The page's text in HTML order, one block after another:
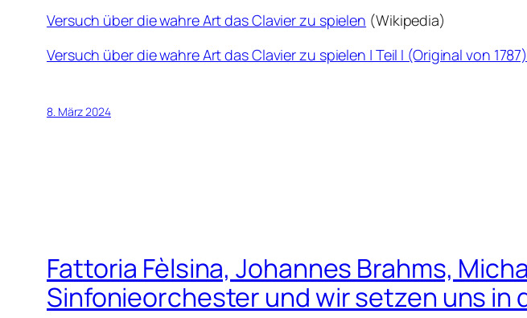
Versuch über die wahre Art das Clavier zu spielen (Wikipedia)
Versuch über die wahre Art das Clavier zu spielen | Teil I (Original von
8. März 2024
Fattoria Fèlsina, Johannes Brahms,
Sinfonieorchester und wir setzen uns in